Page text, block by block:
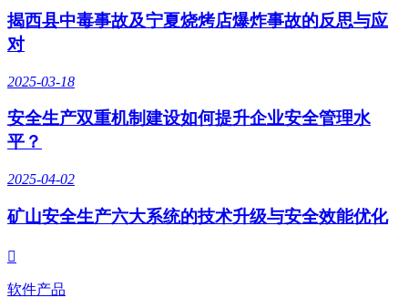
揭西县中毒事故及宁夏烧烤店爆炸事故的反思与应
对
2025-03-18
安全生产双重机制建设如何提升企业安全管理水
平？
2025-04-02
矿山安全生产六大系统的技术升级与安全效能优化

软件产品